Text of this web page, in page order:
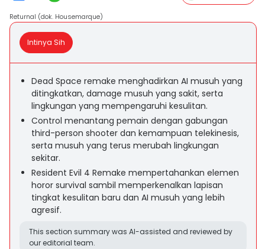
Returnal (dok. Housemarque)
Intinya Sih
Dead Space remake menghadirkan AI musuh yang
ditingkatkan, damage musuh yang sakit, serta
lingkungan yang mempengaruhi kesulitan.
Control menantang pemain dengan gabungan
third-person shooter dan kemampuan telekinesis,
serta musuh yang terus merubah lingkungan
sekitar.
Resident Evil 4 Remake mempertahankan elemen
horor survival sambil memperkenalkan lapisan
tingkat kesulitan baru dan AI musuh yang lebih
agresif.
This section summary was AI-assisted and reviewed by
our editorial team.